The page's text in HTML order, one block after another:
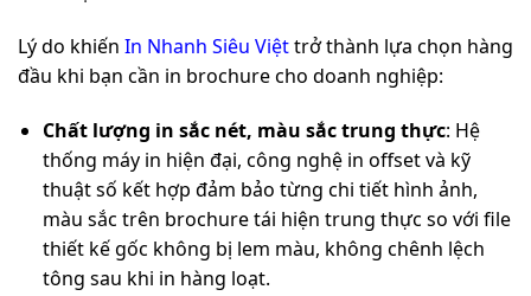
Lý do khiến In Nhanh Siêu Việttrở thành lựa chọn hàng
đầu khi bạn cần in brochure cho doanh nghiệp:
Chất lượng in sắc nét, màu sắc trung thực: Hệ
thống máy in hiện đại, công nghệ in offset và kỹ
thuật số kết hợp đảm bảo từng chi tiết hình ảnh,
màu sắc trên brochure tái hiện trung thực so với file
thiết kế gốc không bị lem màu, không chênh lệch
tông sau khi in hàng loạt.